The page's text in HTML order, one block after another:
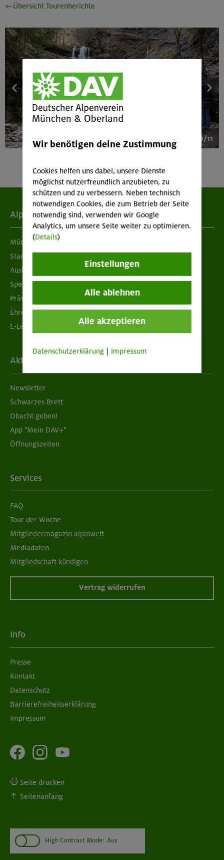
←Übersicht Tourenberichte
1/11
Alpenverein
München & Oberland
Standorte
Ausbildung & Jobs
Spenden
Prävention sexualisierter Gewalt
Ehrenamtsbörse
E-Learning
Aktuelles
Newsletter
Schwarzes Brett
Obacht geben!
App "Mein DAV+"
Öffnungszeiten
Services
FAQ
Tour der Woche
Mitgliedermagazin alpinwelt
Mediadaten
Mitgliedschaft kündigen
Vertrag widerrufen
Info
Presse
Kontakt
Datenschutz
Barrierefreiheitserklärung
Impressum
Seite drucken
Seitenanfang
High Contrast Mode: Aus
Wir benötigen deine Zustimmung
Cookies helfen uns dabei, unsere Dienste
möglichst nutzerfreundlich anzubieten, zu
schützen und zu verbessern. Neben technisch
notwendigen Cookies, die zum Betrieb der Seite
notwendig sind, verwenden wir Google
Analytics, um unsere Seite weiter zu optimieren.
(Details)
Einstellungen
Alle ablehnen
Alle akzeptieren
Datenschutzerklärung Impressum